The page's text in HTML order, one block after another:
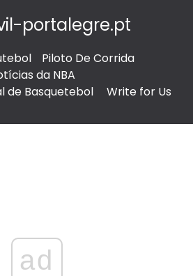
portalegre.pt
Piloto De Corrida
da NBA
de Basquetebol
Write for Us
ad